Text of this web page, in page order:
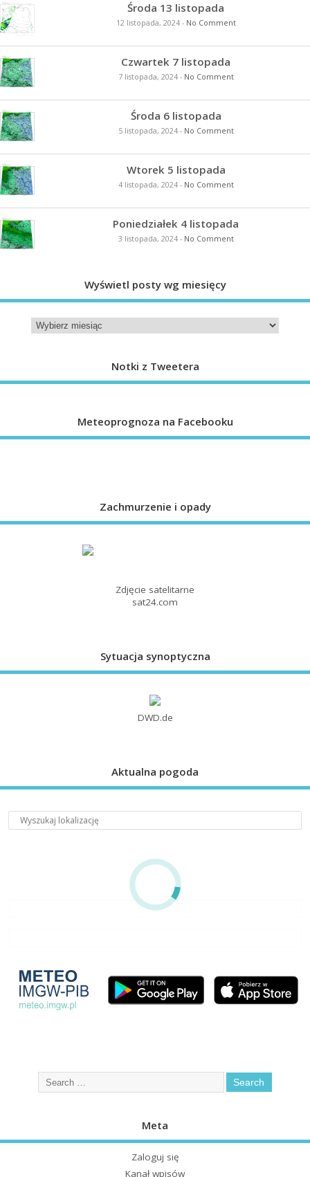
Środa 13 listopada
12 listopada, 2024- No Comment
Czwartek 7 listopada
7 listopada, 2024- No Comment
Środa 6 listopada
5 listopada, 2024- No Comment
Wtorek 5 listopada
4 listopada, 2024- No Comment
Poniedziałek 4 listopada
3 listopada, 2024- No Comment
Wyświetl posty wg miesięcy
Notki z Tweetera
Meteoprognoza na Facebooku
Zachmurzenie i opady
Zdjęcie satelitarne
sat24.com
Sytuacja synoptyczna
DWD.de
Aktualna pogoda
Meta
Zaloguj się
Kanał wpisów